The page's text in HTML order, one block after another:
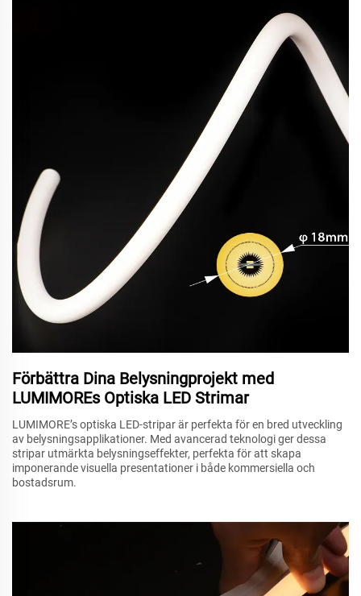
Förbättra Dina Belysningprojekt med
LUMIMOREs Optiska LED Strimar
LUMIMORE’s optiska LED-stripar är perfekta för en bred utveckling
av belysningsapplikationer. Med avancerad teknologi ger dessa
stripar utmärkta belysningseffekter, perfekta för att skapa
imponerande visuella presentationer i både kommersiella och
bostadsrum.